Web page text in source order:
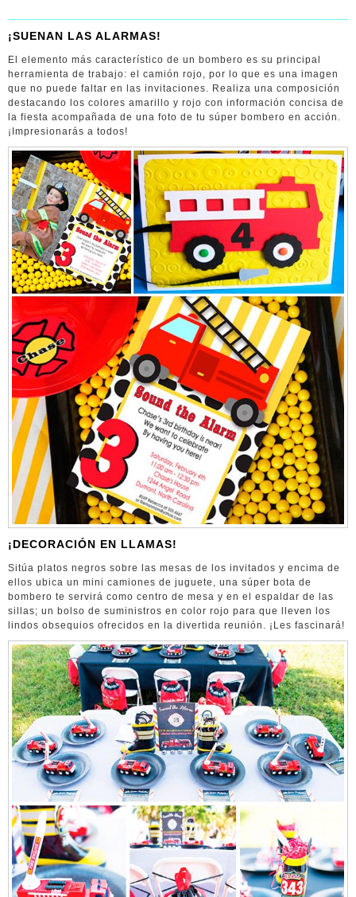
¡SUENAN LAS ALARMAS!
El elemento más característico de un bombero es su principal
herramienta de trabajo: el camión rojo, por lo que es una imagen
que no puede faltar en las invitaciones. Realiza una composición
destacando los colores amarillo y rojo con información concisa de
la fiesta acompañada de una foto de tu súper bombero en acción.
¡Impresionarás a todos!
¡DECORACIÓN EN LLAMAS!
Sitúa platos negros sobre las mesas de los invitados y encima de
ellos ubica un mini camiones de juguete, una súper bota de
bombero te servirá como centro de mesa y en el espaldar de las
sillas; un bolso de suministros en color rojo para que lleven los
lindos obsequios ofrecidos en la divertida reunión. ¡Les fascinará!